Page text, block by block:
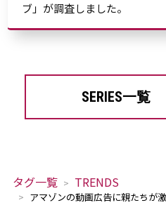
ブ」が調査しました。
SERIES一覧
タグ一覧 TRENDS
アマゾンの動画広告に親たちが